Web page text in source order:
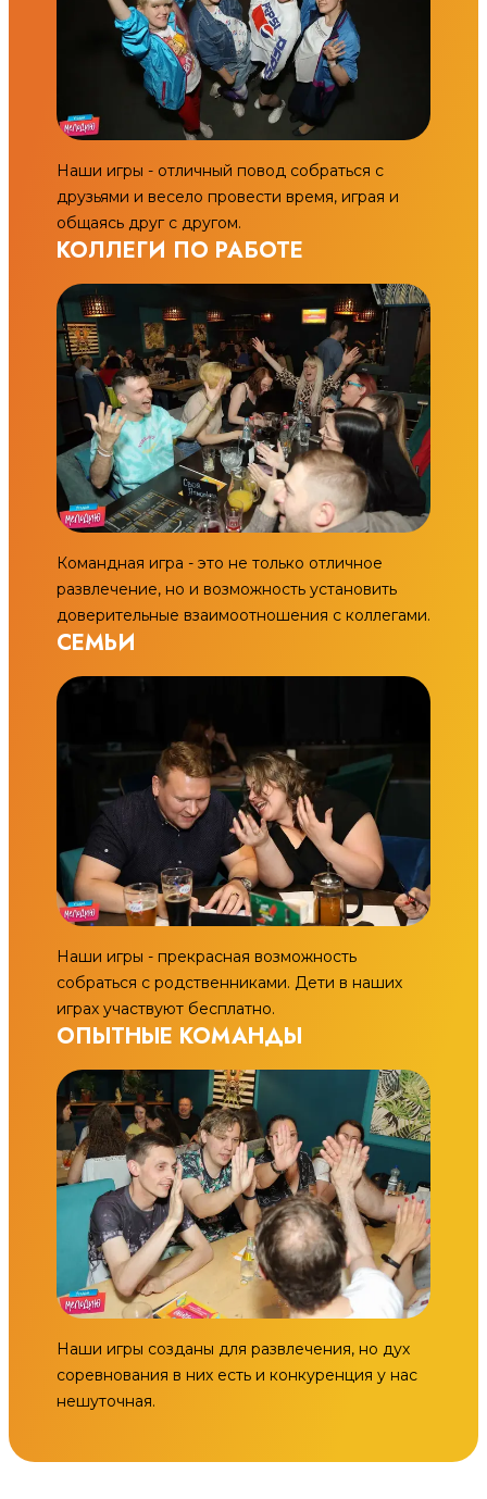
Наши игры - отличный повод собраться с
друзьями и весело провести время, играя и
общаясь друг с другом.
КОЛЛЕГИ ПО РАБОТЕ
Командная игра - это не только отличное
развлечение, но и возможность установить
доверительные взаимоотношения с коллегами.
СЕМЬИ
Наши игры - прекрасная возможность
собраться с родственниками. Дети в наших
играх участвуют бесплатно.
ОПЫТНЫЕ КОМАНДЫ
Наши игры созданы для развлечения, но дух
соревнования в них есть и конкуренция у нас
нешуточная.